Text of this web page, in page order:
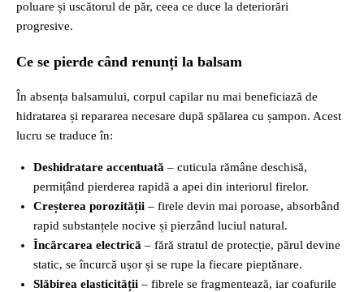
poluare și uscătorul de păr, ceea ce duce la deteriorări
progresive.
Ce se pierde când renunți la balsam
În absența balsamului, corpul capilar nu mai beneficiază de
hidratarea și repararea necesare după spălarea cu șampon. Acest
lucru se traduce în:
Deshidratare accentuată – cuticula rămâne deschisă,
permițând pierderea rapidă a apei din interiorul firelor.
Creșterea porozității – firele devin mai poroase, absorbând
rapid substanțele nocive și pierzând luciul natural.
Încărcarea electrică – fără stratul de protecție, părul devine
static, se încurcă ușor și se rupe la fiecare pieptănare.
Slăbirea elasticității – fibrele se fragmentează, iar coafurile